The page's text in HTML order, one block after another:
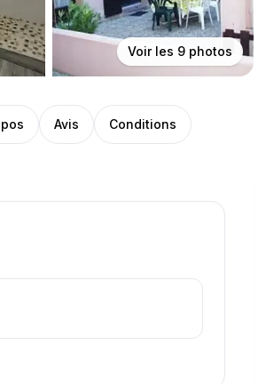
Voir les 9 photos
Avis Conditions